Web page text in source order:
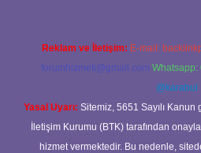
Reklam ve İletişim: E-mail:
forumhizmeti@gmail.com Whatsapp:
@karabul
Yasal Uyarı: Sitemiz, 5651 Sayılı
İletişim Kurumu (BTK) tarafından
hizmet vermektedir. Bu nedenle,